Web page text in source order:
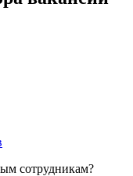
сотрудникам?